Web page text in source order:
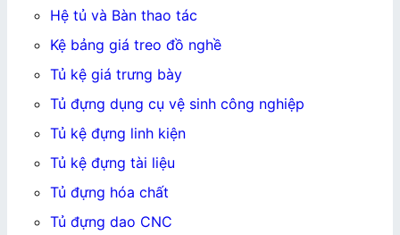
Hệ tủ và Bàn thao tác
Kệ bảng giá treo đồ nghề
Tủ kệ giá trưng bày
Tủ đựng dụng cụ vệ sinh công nghiệp
Tủ kệ đựng linh kiện
Tủ kệ đựng tài liệu
Tủ đựng hóa chất
Tủ đựng dao CNC